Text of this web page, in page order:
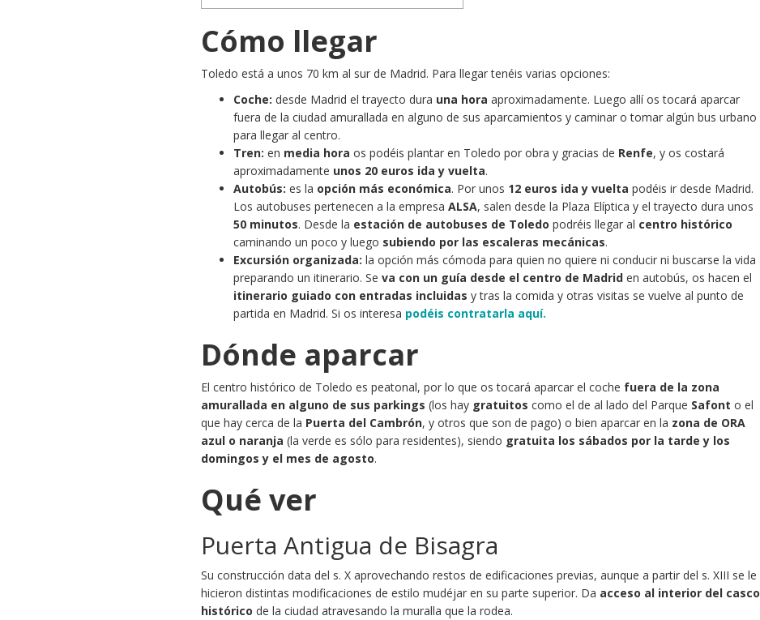
Cómo llegar
Toledo está a unos 70 km al sur de Madrid. Para llegar tenéis varias opciones:
Coche: desde Madrid el trayecto dura una hora aproximadamente. Luego allí os tocará aparcar
fuera de la ciudad amurallada en alguno de sus aparcamientos y caminar o tomar algún bus urbano
para llegar al centro.
Tren: en media hora os podéis plantar en Toledo por obra y gracias de Renfe, y os costará
aproximadamente unos 20 euros ida y vuelta.
Autobús: es la opción más económica. Por unos 12 euros ida y vuelta podéis ir desde Madrid.
Los autobuses pertenecen a la empresaALSA, salen desde la Plaza Elíptica y el trayecto dura unos
50 minutos. Desde la estación de autobuses de Toledo podréis llegar al centro histórico
caminando un poco y luego subiendo por las escaleras mecánicas.
Excursión organizada: la opción más cómoda para quien no quiere ni conducir ni buscarse la vida
preparando un itinerario. Seva con un guía desde el centro de Madrid en autobús, os hacen el
itinerario guiado con entradas incluidas y tras la comida y otras visitas se vuelve al punto de
partida en Madrid. Si os interesa podéis contratarla aquí.
Dónde aparcar
El centro histórico de Toledo es peatonal, por lo que os tocará aparcar el coche fuera de la zona
amurallada en alguno de sus parkings (los hay gratuitos como el de al lado del Parque Safont o el
que hay cerca de la Puerta del Cambrón, y otros que son de pago) o bien aparcar en la zona de ORA
azul o naranja (la verde es sólo para residentes), siendo gratuita los sábados por la tarde y los
domingos y el mes de agosto.
Qué ver
Puerta Antigua de Bisagra
Su construcción data del s. X aprovechando restos de edificaciones previas,​ aunque a partir del s. XIII se le
hicieron distintas modificaciones de estilo mudéjar en su parte superior.​ Da acceso al interior del casco
histórico de la ciudad atravesando la muralla que la rodea.